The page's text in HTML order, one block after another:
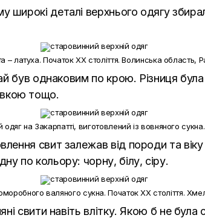
деталі верхнього одягу
– латуха. Початок ХХ століття. Волинська область,
був однаковим по крою. Різниця
тощо.
на Закарпатті, виготовлений із вовняного
свит залежав від породи та
по кольору: чорну, білу, сіру.
валяного сукна. Початок ХХ століття.
свити навіть влітку. Якою б не